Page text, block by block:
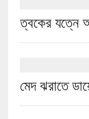
ত্বকের যত্নে
মেদ ঝরাতে